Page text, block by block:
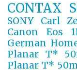
CONTAX
SONY
Carl
Canon Eos
German
Planar T*
Planar T*